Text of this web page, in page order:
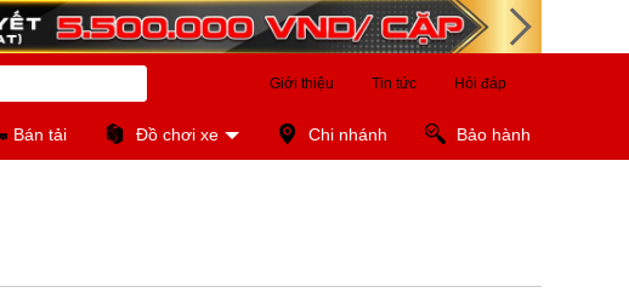
Giới thiệu Tin tức Hỏi đáp
Bán tải Đồ chơi xe Chi nhánh Bảo hành